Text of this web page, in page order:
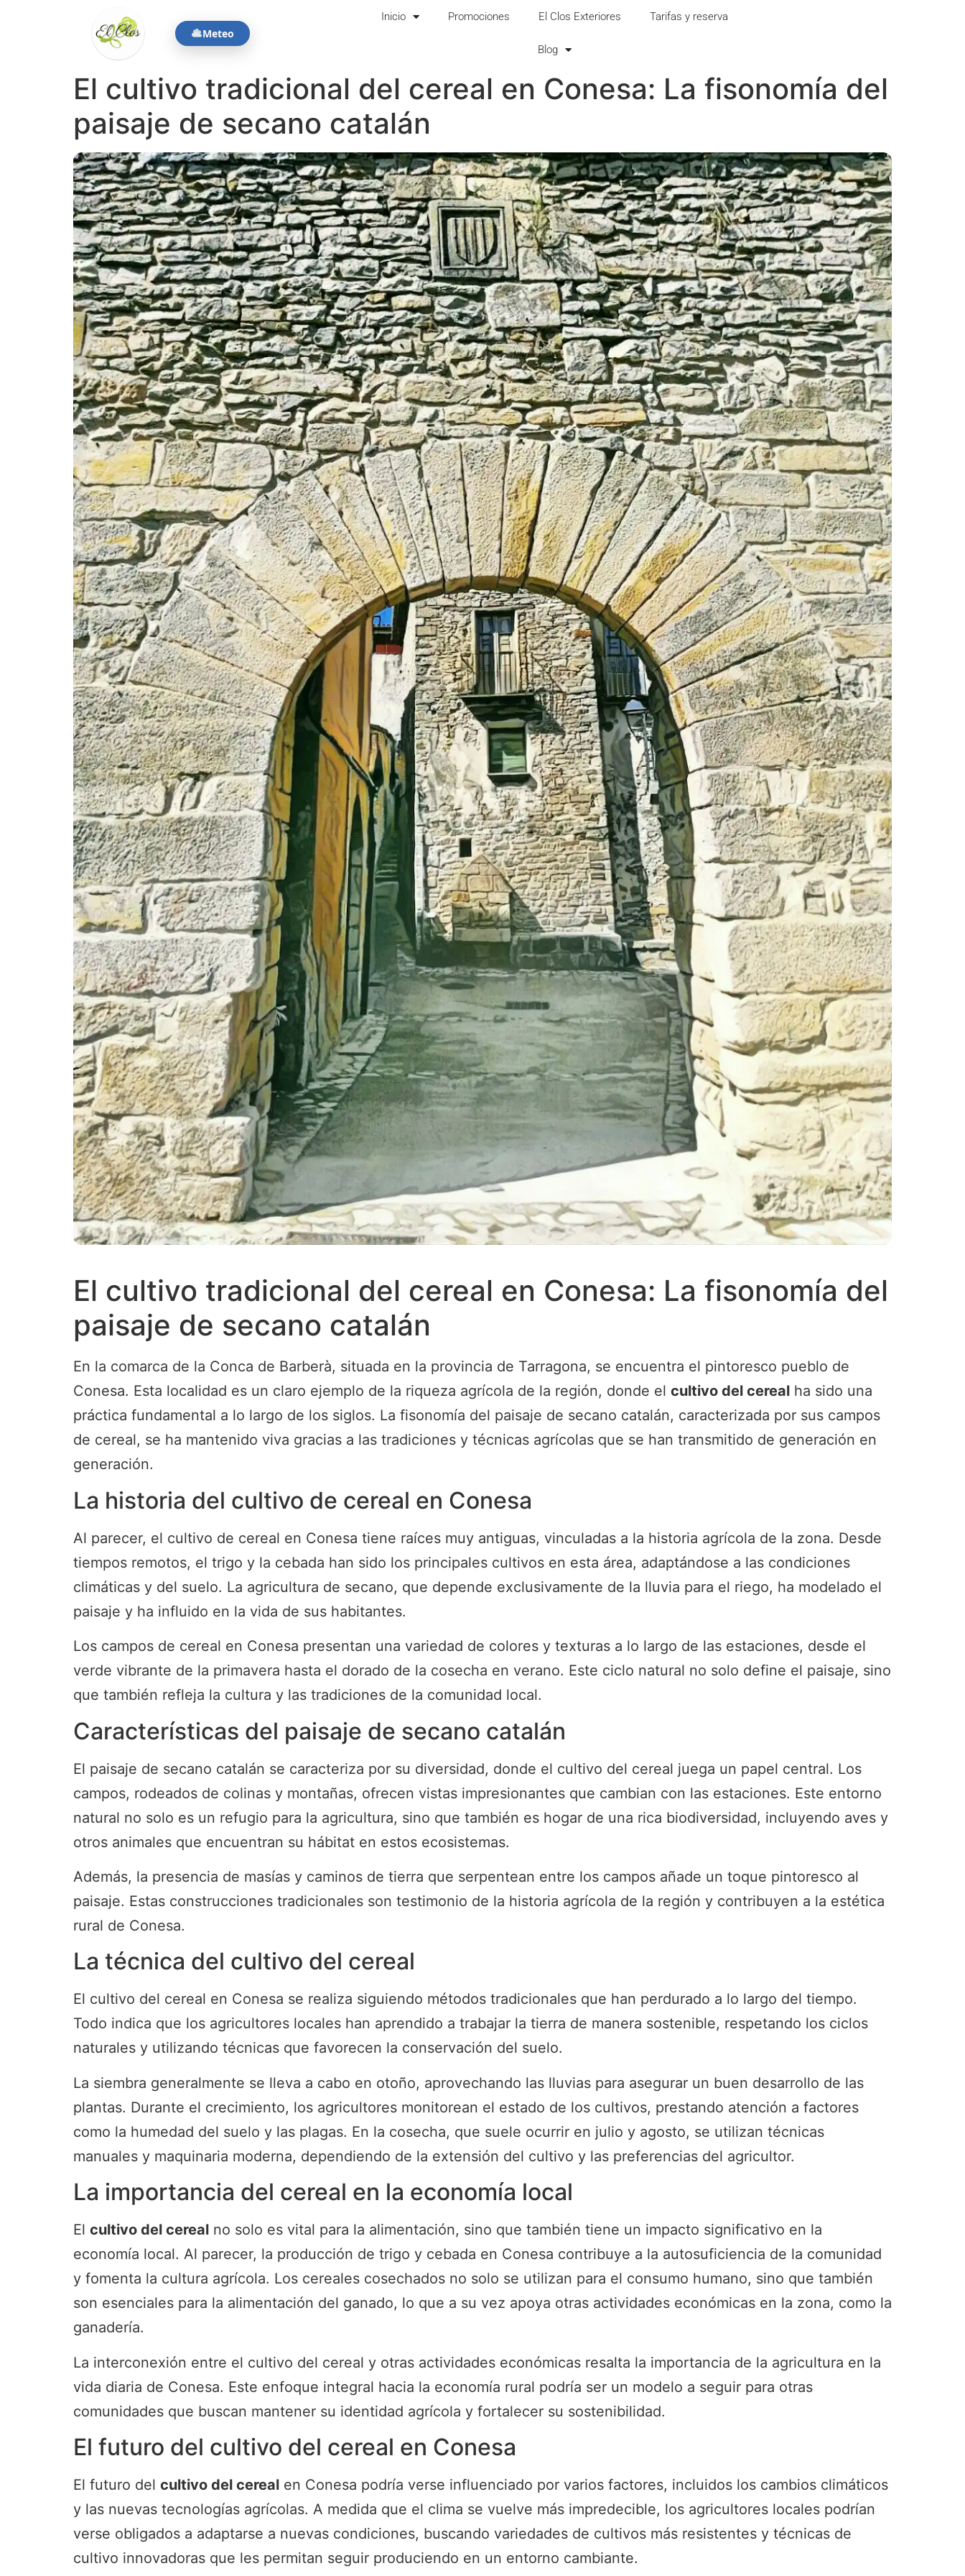
Meteo
Inicio Promociones El Clos Exteriores Tarifas y reserva
Blog
El cultivo tradicional del cereal en Conesa: La fisonomía del
paisaje de secano catalán
El cultivo tradicional del cereal en Conesa: La fisonomía del
paisaje de secano catalán
En la comarca de la Conca de Barberà, situada en la provincia de Tarragona, se encuentra el pintoresco pueblo de
Conesa. Esta localidad es un claro ejemplo de la riqueza agrícola de la región, donde el cultivo del cereal ha sido una
práctica fundamental a lo largo de los siglos. La fisonomía del paisaje de secano catalán, caracterizada por sus campos
de cereal, se ha mantenido viva gracias a las tradiciones y técnicas agrícolas que se han transmitido de generación en
generación.
La historia del cultivo de cereal en Conesa
Al parecer, el cultivo de cereal en Conesa tiene raíces muy antiguas, vinculadas a la historia agrícola de la zona. Desde
tiempos remotos, el trigo y la cebada han sido los principales cultivos en esta área, adaptándose a las condiciones
climáticas y del suelo. La agricultura de secano, que depende exclusivamente de la lluvia para el riego, ha modelado el
paisaje y ha influido en la vida de sus habitantes.
Los campos de cereal en Conesa presentan una variedad de colores y texturas a lo largo de las estaciones, desde el
verde vibrante de la primavera hasta el dorado de la cosecha en verano. Este ciclo natural no solo define el paisaje, sino
que también refleja la cultura y las tradiciones de la comunidad local.
Características del paisaje de secano catalán
El paisaje de secano catalán se caracteriza por su diversidad, donde el cultivo del cereal juega un papel central. Los
campos, rodeados de colinas y montañas, ofrecen vistas impresionantes que cambian con las estaciones. Este entorno
natural no solo es un refugio para la agricultura, sino que también es hogar de una rica biodiversidad, incluyendo aves y
otros animales que encuentran su hábitat en estos ecosistemas.
Además, la presencia de masías y caminos de tierra que serpentean entre los campos añade un toque pintoresco al
paisaje. Estas construcciones tradicionales son testimonio de la historia agrícola de la región y contribuyen a la estética
rural de Conesa.
La técnica del cultivo del cereal
El cultivo del cereal en Conesa se realiza siguiendo métodos tradicionales que han perdurado a lo largo del tiempo.
Todo indica que los agricultores locales han aprendido a trabajar la tierra de manera sostenible, respetando los ciclos
naturales y utilizando técnicas que favorecen la conservación del suelo.
La siembra generalmente se lleva a cabo en otoño, aprovechando las lluvias para asegurar un buen desarrollo de las
plantas. Durante el crecimiento, los agricultores monitorean el estado de los cultivos, prestando atención a factores
como la humedad del suelo y las plagas. En la cosecha, que suele ocurrir en julio y agosto, se utilizan técnicas
manuales y maquinaria moderna, dependiendo de la extensión del cultivo y las preferencias del agricultor.
La importancia del cereal en la economía local
El cultivo del cereal no solo es vital para la alimentación, sino que también tiene un impacto significativo en la
economía local. Al parecer, la producción de trigo y cebada en Conesa contribuye a la autosuficiencia de la comunidad
y fomenta la cultura agrícola. Los cereales cosechados no solo se utilizan para el consumo humano, sino que también
son esenciales para la alimentación del ganado, lo que a su vez apoya otras actividades económicas en la zona, como la
ganadería.
La interconexión entre el cultivo del cereal y otras actividades económicas resalta la importancia de la agricultura en la
vida diaria de Conesa. Este enfoque integral hacia la economía rural podría ser un modelo a seguir para otras
comunidades que buscan mantener su identidad agrícola y fortalecer su sostenibilidad.
El futuro del cultivo del cereal en Conesa
El futuro del cultivo del cereal en Conesa podría verse influenciado por varios factores, incluidos los cambios climáticos
y las nuevas tecnologías agrícolas. A medida que el clima se vuelve más impredecible, los agricultores locales podrían
verse obligados a adaptarse a nuevas condiciones, buscando variedades de cultivos más resistentes y técnicas de
cultivo innovadoras que les permitan seguir produciendo en un entorno cambiante.